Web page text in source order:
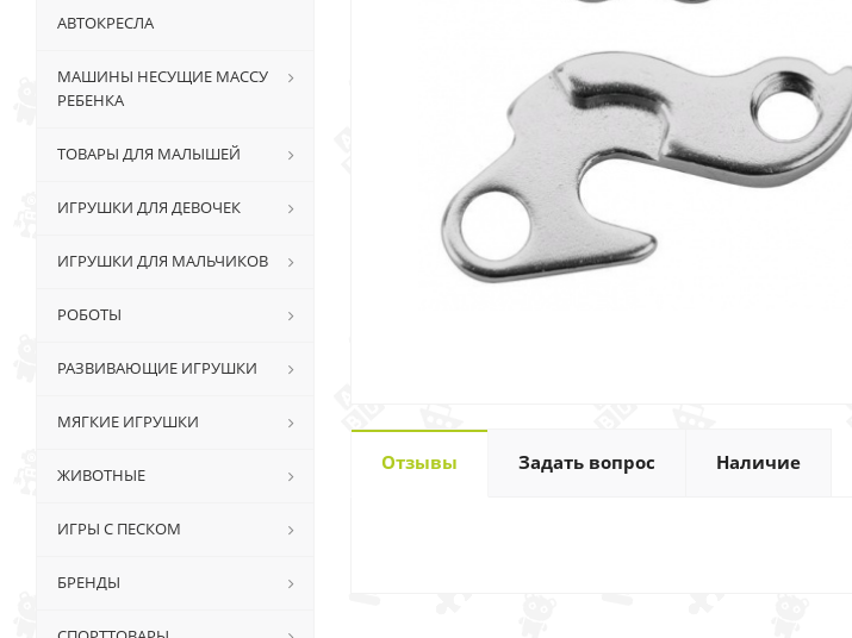
Отзывы Задать вопрос Наличие
АВТОКРЕСЛА
МАШИНЫ НЕСУЩИЕ МАССУ
РЕБЕНКА
ТОВАРЫ ДЛЯ МАЛЫШЕЙ
ИГРУШКИ ДЛЯ ДЕВОЧЕК
ИГРУШКИ ДЛЯ МАЛЬЧИКОВ
РОБОТЫ
РАЗВИВАЮЩИЕ ИГРУШКИ
МЯГКИЕ ИГРУШКИ
ЖИВОТНЫЕ
ИГРЫ С ПЕСКОМ
БРЕНДЫ